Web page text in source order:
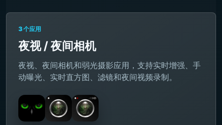
3 个应用
夜视 / 夜间相机
夜视、夜间相机和弱光摄影应用，支持实时增强、手
动曝光、实时直方图、滤镜和夜间视频录制。